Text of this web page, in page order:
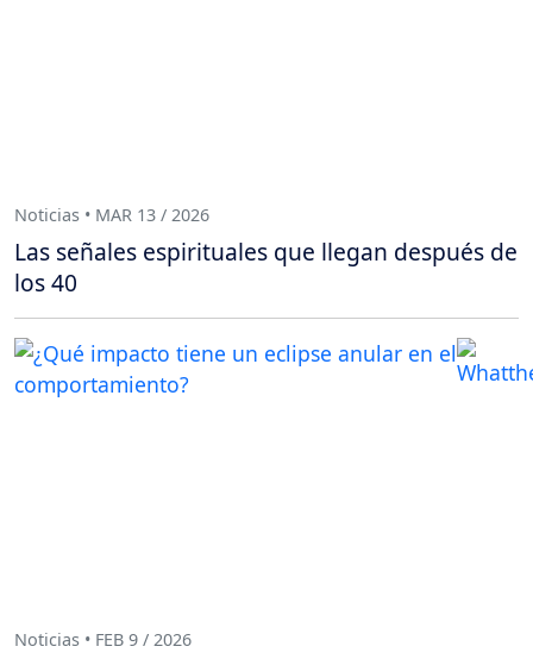
Noticias • MAR 13 / 2026
Las señales espirituales que llegan después de
los 40
Noticias • FEB 9 / 2026